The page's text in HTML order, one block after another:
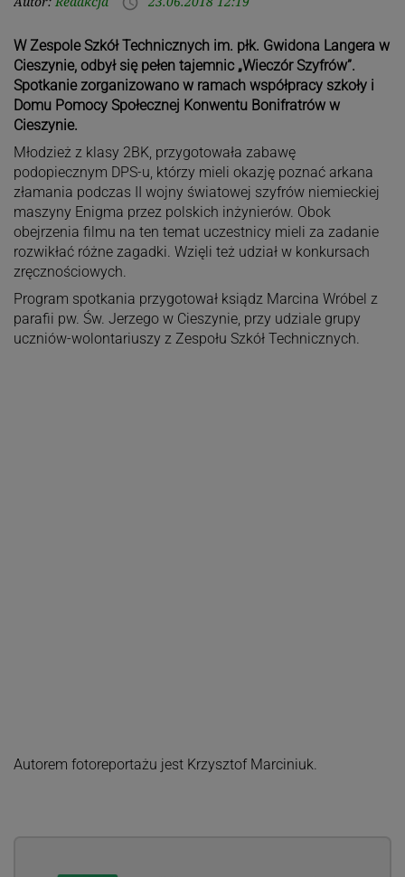
W Zespole Szkół Technicznych im. płk. Gwidona Langera w
Cieszynie, odbył się pełen tajemnic „Wieczór Szyfrów”.
Spotkanie zorganizowano w ramach współpracy szkoły i
Domu Pomocy Społecznej Konwentu Bonifratrów w
Cieszynie.
Młodzież z klasy 2BK, przygotowała zabawę
podopiecznym DPS-u, którzy mieli okazję poznać arkana
złamania podczas II wojny światowej szyfrów niemieckiej
maszyny Enigma przez polskich inżynierów. Obok
obejrzenia filmu na ten temat uczestnicy mieli za zadanie
rozwikłać różne zagadki. Wzięli też udział w konkursach
zręcznościowych.
Program spotkania przygotował ksiądz Marcina Wróbel z
parafii pw. Św. Jerzego w Cieszynie, przy udziale grupy
uczniów-wolontariuszy z Zespołu Szkół Technicznych.
Autorem fotoreportażu jest Krzysztof Marciniuk.